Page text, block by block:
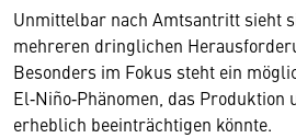
Unmittelbar nach Amtsantritt sieht
mehreren dringlichen
Besonders im Fokus steht ein
El‑Niño‑Phänomen, das Produktion
erheblich beeinträchtigen könnte.